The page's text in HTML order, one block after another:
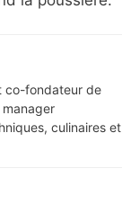
co-fondateur de
culinaires et